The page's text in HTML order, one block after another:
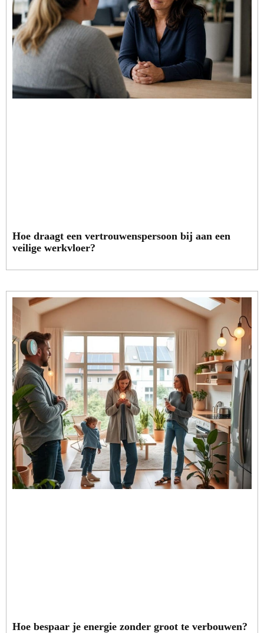
Hoe draagt een vertrouwenspersoon bij aan een
veilige werkvloer?
Hoe bespaar je energie zonder groot te verbouwen?